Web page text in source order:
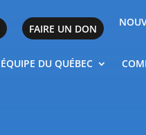
FAIRE UN DON
ÉQUIPE DU QUÉBEC